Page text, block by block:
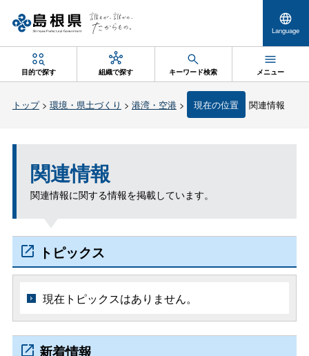
Language
目的で探す 組織で探す キーワード検索 メニュー
トップ> 環境・県土づくり > 港湾・空港> 現在の位置 関連情報
関連情報
関連情報に関する情報を掲載しています。
トピックス
現在トピックスはありません。
新着情報